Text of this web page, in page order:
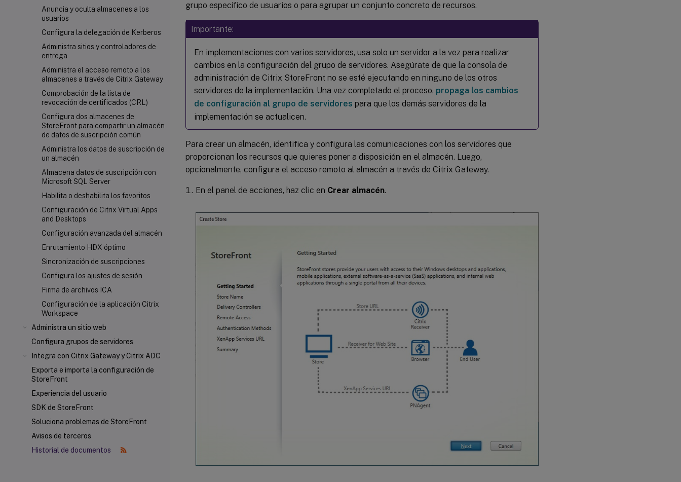
Anuncia y oculta almacenes a los
usuarios
Configura la delegación de Kerberos
Administra sitios y controladores de
entrega
Administra el acceso remoto a los
almacenes a través de Citrix Gateway
Comprobación de la lista de
revocación de certificados (CRL)
Configura dos almacenes de
StoreFront para compartir un almacén
de datos de suscripción común
Administra los datos de suscripción de
un almacén
Almacena datos de suscripción con
Microsoft SQL Server
Habilita o deshabilita los favoritos
Configuración de Citrix Virtual Apps
and Desktops
Configuración avanzada del almacén
Enrutamiento HDX óptimo
Sincronización de suscripciones
Configura los ajustes de sesión
Firma de archivos ICA
Configuración de la aplicación Citrix
Workspace
Administra un sitio web
Configura grupos de servidores
Integra con Citrix Gateway y Citrix ADC
Exporta e importa la configuración de
StoreFront
Experiencia del usuario
SDK de StoreFront
Soluciona problemas de StoreFront
Avisos de terceros
Historial de documentos
grupo específico de usuarios o para agrupar un conjunto concreto de recursos.
Importante:
En implementaciones con varios servidores, usa solo un servidor a la vez para realizar
cambios en la configuración del grupo de servidores. Asegúrate de que la consola de
administración de Citrix StoreFront no se esté ejecutando en ninguno de los otros
servidores de la implementación. Una vez completado el proceso, propaga los cambios
de configuración al grupo de servidores para que los demás servidores de la
implementación se actualicen.
Para crear un almacén, identifica y configura las comunicaciones con los servidores que
proporcionan los recursos que quieres poner a disposición en el almacén. Luego,
opcionalmente, configura el acceso remoto al almacén a través de Citrix Gateway.
En el panel de acciones, haz clic en Crear almacén.